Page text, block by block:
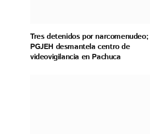
Tres detenidos por narcomenudeo;
PGJEH desmantela centro de
videovigilancia en Pachuca